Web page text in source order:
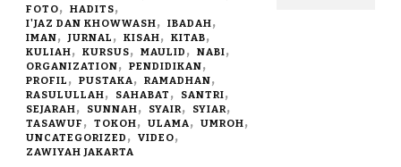
FOTO
HADITS
I'JAZ DAN KHOWWASH
IBADAH
IMAN
JURNAL KISAH
KITAB
KULIAH
KURSUS MAULID
NABI
ORGANIZATION
PENDIDIKAN
PROFIL
PUSTAKA
RAMADHAN
RASULULLAH
SAHABAT
SANTRI
SEJARAH
SUNNAH SYAIR
SYIAR
TASAWUF
TOKOH ULAMA
UMROH
UNCATEGORIZED
VIDEO
ZAWIYAH JAKARTA